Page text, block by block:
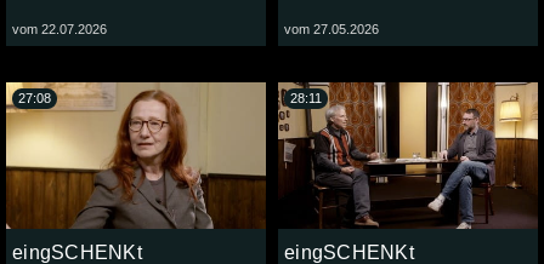
vom 22.07.2026 vom 27.05.2026
eingSCHENKt
27:08
eingSCHENKt
28:11